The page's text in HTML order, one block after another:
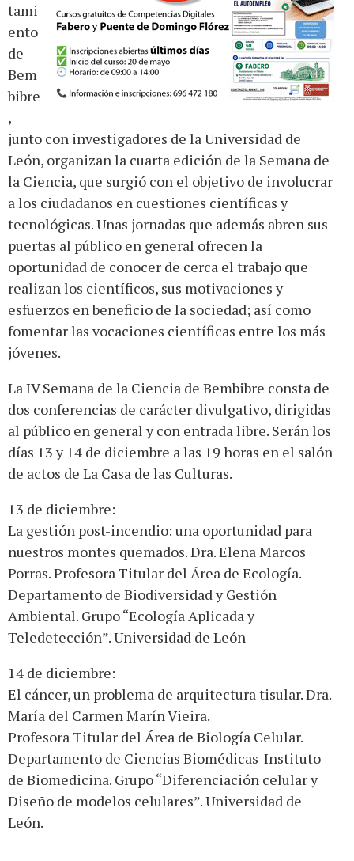
tami
ento
de
Bem
bibre
,
junto con investigadores de la Universidad de
León, organizan la cuarta edición de la Semana de
la Ciencia, que surgió con el objetivo de involucrar
a los ciudadanos en cuestiones científicas y
tecnológicas. Unas jornadas que además abren sus
puertas al público en general ofrecen la
oportunidad de conocer de cerca el trabajo que
realizan los científicos, sus motivaciones y
esfuerzos en beneficio de la sociedad; así como
fomentar las vocaciones científicas entre los más
jóvenes.
La IV Semana de la Ciencia de Bembibre consta de
dos conferencias de carácter divulgativo, dirigidas
al público en general y con entrada libre. Serán los
días 13 y 14 de diciembre a las 19 horas en el salón
de actos de La Casa de las Culturas.
13 de diciembre:
La gestión post-incendio: una oportunidad para
nuestros montes quemados. Dra. Elena Marcos
Porras. Profesora Titular del Área de Ecología.
Departamento de Biodiversidad y Gestión
Ambiental. Grupo “Ecología Aplicada y
Teledetección”. Universidad de León
14 de diciembre:
El cáncer, un problema de arquitectura tisular. Dra.
María del Carmen Marín Vieira.
Profesora Titular del Área de Biología Celular.
Departamento de Ciencias Biomédicas-Instituto
de Biomedicina. Grupo “Diferenciación celular y
Diseño de modelos celulares”. Universidad de
León.